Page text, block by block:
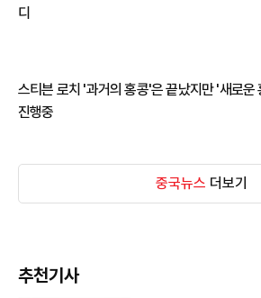
디
스티븐 로치 '과거의 홍콩'은 끝났지만 '새로운
진행중
중국뉴스 더보기
추천기사